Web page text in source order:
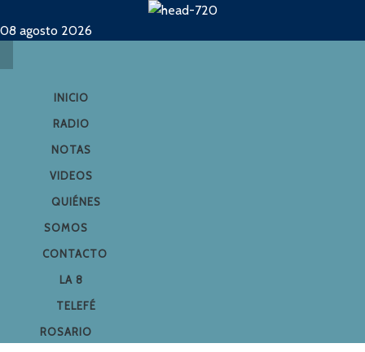
08 agosto 2026
INICIO
RADIO
NOTAS
VIDEOS
QUIÉNES
SOMOS
CONTACTO
LA 8
TELEFÉ
ROSARIO